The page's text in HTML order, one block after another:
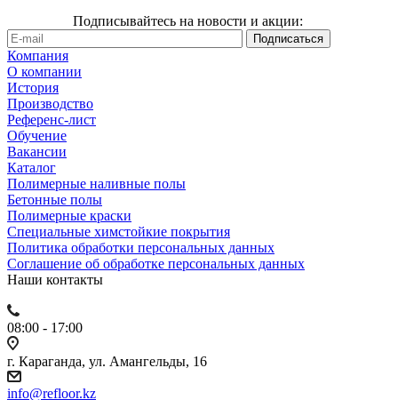
Подписывайтесь на новости и акции:
Компания
О компании
История
Производство
Референс-лист
Обучение
Вакансии
Каталог
Полимерные наливные полы
Бетонные полы
Полимерные краски
Специальные химстойкие покрытия
Политика обработки персональных данных
Cоглашение об обработке персональных данных
Наши контакты
08:00 - 17:00
г. Караганда, ул. Амангельды, 16
info@refloor.kz